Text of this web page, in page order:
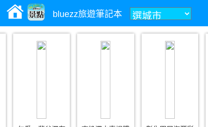
bluezz旅遊筆記本